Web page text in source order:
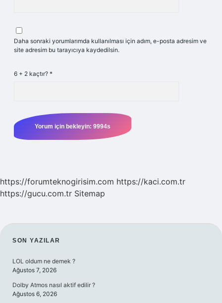
Daha sonraki yorumlarımda kullanılması için adım, e-posta adresim ve
site adresim bu tarayıcıya kaydedilsin.
6 + 2 kaçtır? *
https://forumteknogirisim.com https://kaci.com.tr
https://gucu.com.tr Sitemap
SIDEBAR
SON YAZILAR
LOL oldum ne demek ?
Ağustos 7, 2026
Dolby Atmos nasıl aktif edilir ?
Ağustos 6, 2026